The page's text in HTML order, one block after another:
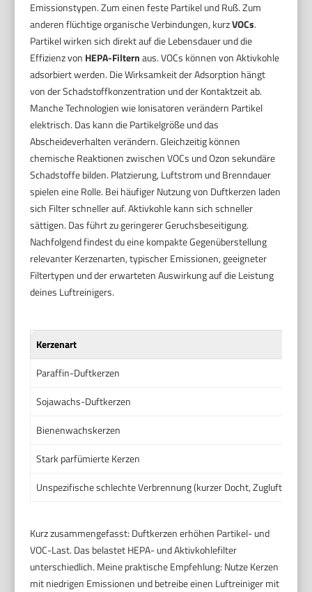
Emissionstypen. Zum einen feste Partikel und Ruß. Zum
anderen flüchtige organische Verbindungen, kurzVOCs.
Partikel wirken sich direkt auf die Lebensdauer und die
Effizienz von HEPA-Filternaus. VOCs können von Aktivkohle
adsorbiert werden. Die Wirksamkeit der Adsorption hängt
von der Schadstoffkonzentration und der Kontaktzeit ab.
Manche Technologien wie Ionisatoren verändern Partikel
elektrisch. Das kann die Partikelgröße und das
Abscheideverhalten verändern. Gleichzeitig können
chemische Reaktionen zwischen VOCs und Ozon sekundäre
Schadstoffe bilden. Platzierung, Luftstrom und Brenndauer
spielen eine Rolle. Bei häufiger Nutzung von Duftkerzen laden
sich Filter schneller auf. Aktivkohle kann sich schneller
sättigen. Das führt zu geringerer Geruchsbeseitigung.
Nachfolgend findest du eine kompakte Gegenüberstellung
relevanter Kerzenarten, typischer Emissionen, geeigneter
Filtertypen und der erwarteten Auswirkung auf die Leistung
deines Luftreinigers.
Kerzenart
Paraffin-Duftkerzen
Sojawachs-Duftkerzen
Bienenwachskerzen
Stark parfümierte Kerzen
Unspezifische schlechte Verbrennung (kurzer Docht, Zugluft)
Kurz zusammengefasst: Duftkerzen erhöhen Partikel- und
VOC-Last. Das belastet HEPA- und Aktivkohlefilter
unterschiedlich. Meine praktische Empfehlung: Nutze Kerzen
mit niedrigen Emissionen und betreibe einen Luftreiniger mit